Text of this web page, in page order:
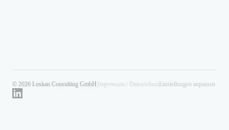
© 2026 Loskan Consulting GmbH Impressum / Datenschutz Einstellungen anpassen